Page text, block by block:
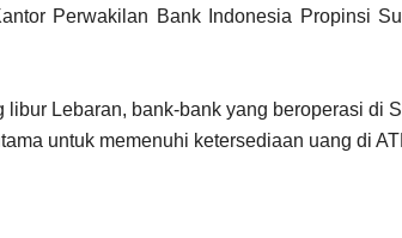
Perwakilan Bank Indonesia Propinsi
libur Lebaran, bank-bank yang beroperasi di
untuk memenuhi ketersediaan uang di